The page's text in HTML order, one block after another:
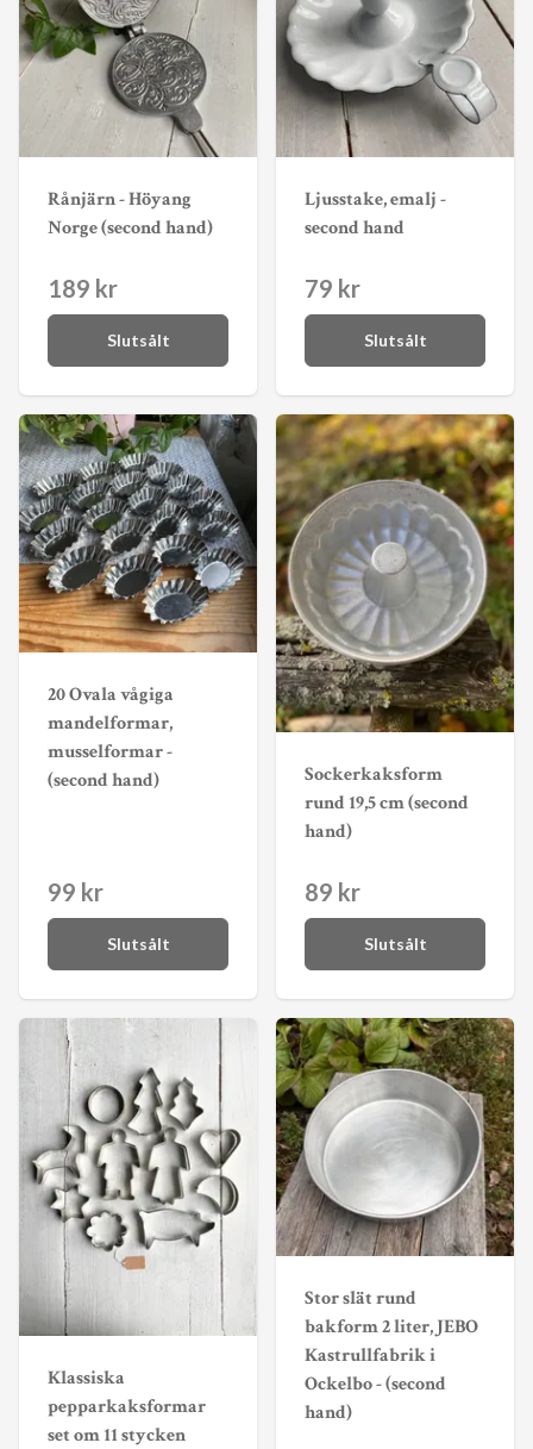
Rånjärn - Höyang
Norge (second hand)
189 kr
Slutsålt
Ljusstake, emalj -
second hand
79 kr
Slutsålt
20 Ovala vågiga
mandelformar,
musselformar -
(second hand)
99 kr
Slutsålt
Sockerkaksform
rund 19,5 cm (second
hand)
89 kr
Slutsålt
Klassiska
pepparkaksformar
set om 11 stycken
Stor slät rund
bakform 2 liter, JEBO
Kastrullfabrik i
Ockelbo - (second
hand)